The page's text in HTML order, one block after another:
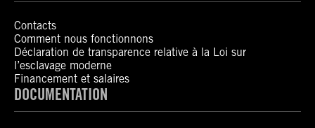
Contacts
Comment nous fonctionnons
Déclaration de transparence relative à la Loi sur
l’esclavage moderne
Financement et salaires
DOCUMENTATION